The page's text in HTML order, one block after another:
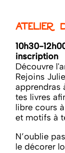
Atelier
10h30-
inscription
Découvre
Rejoins
apprendras
tes livres
libre cours
et motifs à
N’oublie
le décorer